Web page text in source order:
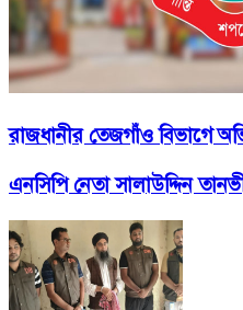
রাজধানীর তেজগাঁও বিভাগে
এনসিপি নেতা সালাউদ্দিন